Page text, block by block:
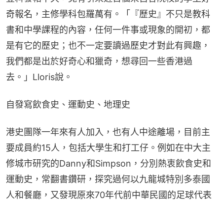
奇報名，主修學科包羅萬有。「『歷史』不只是教科
書和中學課程的內容，任何一件事或現象的開初，都
是有它的歷史；也不一定要讀過歷史才對此有興趣，
我們都是出於好奇心和獵奇，想尋回一些香港過
去。」Lloris說。
自發寫飲食史、運動史、地理史
港史團隊一年來有人加入，也有人中途離場，目前主
要成員約15人，包括大學生和打工仔。例如在中大主
修城市研究的Danny和Simpson，分別熱衷飲食史和
運動史，常翻書鑽研，探究過何以九龍城特別多泰國
人和餐廳，又發現原來70年代前中華民國的足球代表